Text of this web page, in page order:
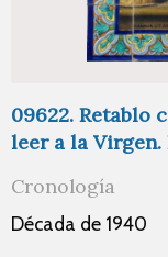
09622. Retablo
leer a la Virgen.
Cronología
Década de 1940